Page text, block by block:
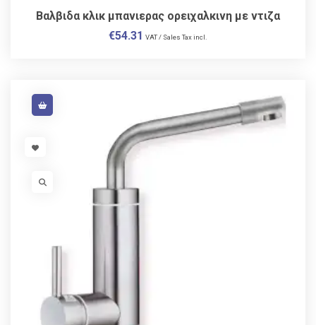
Βαλβιδα κλικ μπανιερας ορειχαλκινη με ντιζα
€54.31 VAT / Sales Tax incl.
VISIT LINK
VISIT LINK